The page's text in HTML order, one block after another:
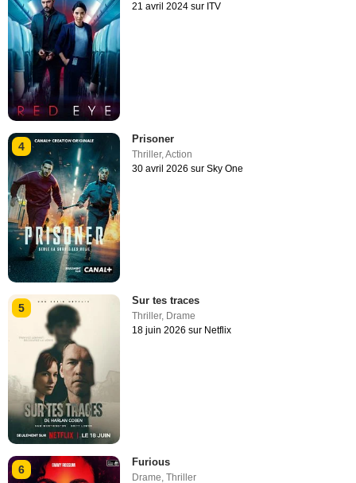
21 avril 2024 sur ITV
4
Prisoner
Thriller,Action
30 avril 2026 sur Sky One
5
Sur tes traces
Thriller, Drame
18 juin 2026 sur Netflix
6
Furious
Drame,Thriller